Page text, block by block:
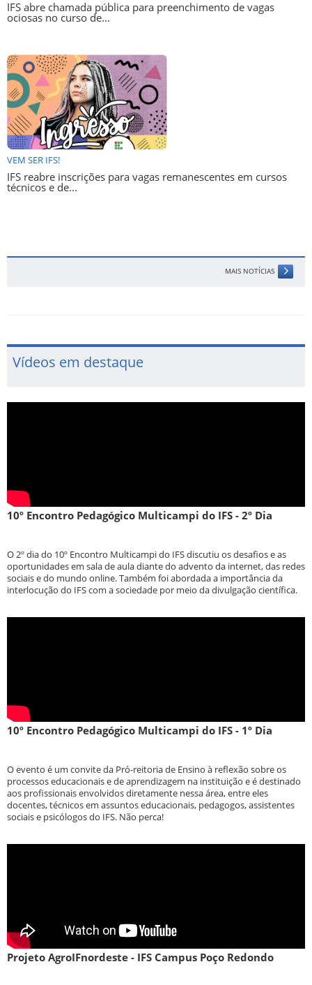
IFS abre chamada pública para preenchimento de vagas
ociosas no curso de...
VEM SER IFS!
IFS reabre inscrições para vagas remanescentes em cursos
técnicos e de...
MAIS NOTÍCIAS
Vídeos em destaque
10º Encontro Pedagógico Multicampi do IFS - 2º Dia
O 2º dia do 10º Encontro Multicampi do IFS discutiu os desafios e as
oportunidades em sala de aula diante do advento da internet, das redes
sociais e do mundo online. Também foi abordada a importância da
interlocução do IFS com a sociedade por meio da divulgação científica.
10º Encontro Pedagógico Multicampi do IFS - 1º Dia
O evento é um convite da Pró-reitoria de Ensino à reflexão sobre os
processos educacionais e de aprendizagem na instituição e é destinado
aos profissionais envolvidos diretamente nessa área, entre eles
docentes, técnicos em assuntos educacionais, pedagogos, assistentes
sociais e psicólogos do IFS. Não perca!
Projeto AgroIFnordeste - IFS Campus Poço Redondo